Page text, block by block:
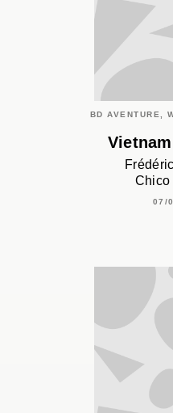
BD AVENTURE,
Chico
07/